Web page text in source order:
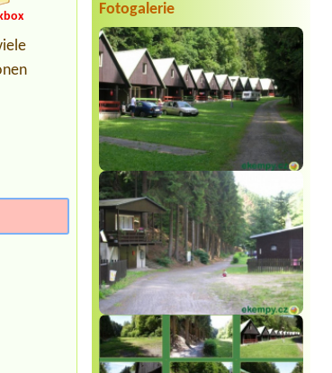
1 Bungalow, 2 getrennte Betten
Termin ab 2026-08-02 |Tábořiště
Čepice
1 místo , 1dospělý a jedno dítě 1
místo u vody, Ford Transit a stan,
elektrická přípojka
Termin ab 2026-07-31 |Rekreační
středisko Lučina
3 místa pro stany + 4 dospělí + 4 děti
Termin ab 2026-08-01 |Autocamp
Erika
1x place car roof tent + 2 persons
Termin ab 2026-08-02 |Autocamp
Erika
1 místo u vody, 2 osoby + pes (auto se
střešním stanem)
Fotogalerie